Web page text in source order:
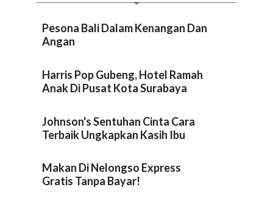
Pesona Bali Dalam Kenangan Dan
Angan
Harris Pop Gubeng, Hotel Ramah
Anak Di Pusat Kota Surabaya
Johnson's Sentuhan Cinta Cara
Terbaik Ungkapkan Kasih Ibu
Makan Di Nelongso Express
Gratis Tanpa Bayar!